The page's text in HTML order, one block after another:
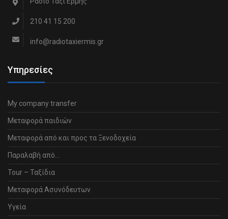
210 41 15 200
info@radiotaxiermis.gr
Υπηρεσίες
My company transfer
Μεταφορά παιδιών
Μεταφορά από και προς τα Ξενοδοχεία
Παραλαβή από…
Tour – Ταξίδια
Μεταφορά Ασυνόδευτων
Υγεία